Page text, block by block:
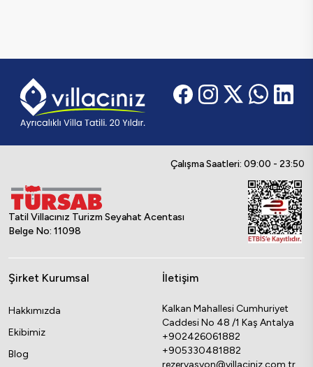
Çalışma Saatleri: 09:00 - 23:50
Tatil Villacınız Turizm Seyahat Acentası
Belge No: 11098
Şirket Kurumsal
Hakkımızda
Ekibimiz
Blog
İletişim
Kalkan Mahallesi Cumhuriyet
Caddesi No 48 /1 Kaş Antalya
+902426061882
+905330481882